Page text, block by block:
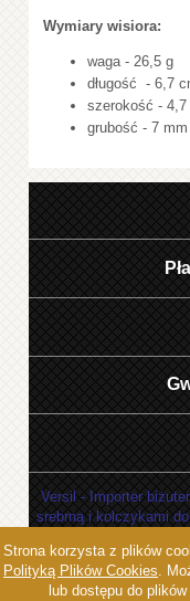
Strona korzysta z plików
Polityką Plików Cookies.
lub dostępu do
Wymiary wisiora:
waga - 26,5 g
długość - 6,7
szerokość - 4,7
grubość - 7 mm
Versil - Importer
srebrną i kolczykami
POKAŻ